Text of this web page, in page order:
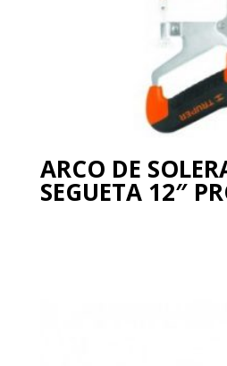
ARCO DE
SEGUETA 12″